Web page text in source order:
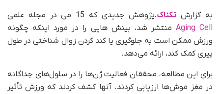
به گزارش تکناک‌،پژوهش جدیدی که 15 می در مجله علمی
Aging Cell منتشر شد، بینش هایی را در مورد اینکه چگونه
ورزش ممکن است به جلوگیری یا کند کردن زوال شناختی در طول
پیری کمک کند، ارائه می‌دهد.
برای این مطالعه، محققان فعالیت ژن‌ها را در سلول‌های جداگانه
در مغز موش‌ها ارزیابی کردند. آنها کشف کردند که ورزش تأثیر